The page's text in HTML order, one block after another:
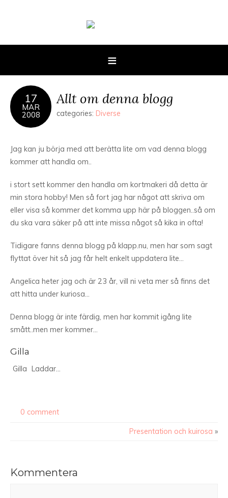
17
MAR
2008
Allt om denna blogg
categories: Diverse
Jag kan ju börja med att berätta lite om vad denna blogg
kommer att handla om..
i stort sett kommer den handla om kortmakeri då detta är
min stora hobby! Men så fort jag har något att skriva om
eller visa så kommer det komma upp här på bloggen..så om
du ska vara säker på att inte missa något så kika in ofta!
Tidigare fanns denna blogg på klapp.nu, men har som sagt
flyttat över hit så jag får helt enkelt uppdatera lite…
Angelica heter jag och är 23 år, vill ni veta mer så finns det
att hitta under kuriosa…
Denna blogg är inte färdig, men har kommit igång lite
smått..men mer kommer…
Gilla
Gilla Laddar...
0 comment
Presentation och kuirosa »
Kommentera